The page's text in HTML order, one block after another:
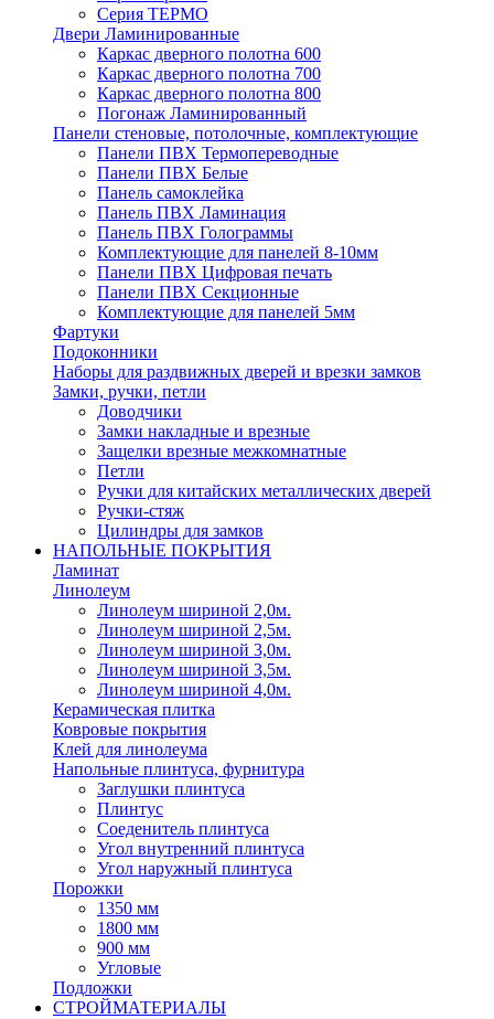
Серия ТЕРМО
Двери Ламинированные
Каркас дверного полотна 600
Каркас дверного полотна 700
Каркас дверного полотна 800
Погонаж Ламинированный
Панели стеновые, потолочные, комплектующие
Панели ПВХ Термопереводные
Панели ПВХ Белые
Панель самоклейка
Панель ПВХ Ламинация
Панель ПВХ Голограммы
Комплектующие для панелей 8-10мм
Панели ПВХ Цифровая печать
Панели ПВХ Секционные
Комплектующие для панелей 5мм
Фартуки
Подоконники
Наборы для раздвижных дверей и врезки замков
Замки, ручки, петли
Доводчики
Замки накладные и врезные
Защелки врезные межкомнатные
Петли
Ручки для китайских металлических дверей
Ручки-стяж
Цилиндры для замков
НАПОЛЬНЫЕ ПОКРЫТИЯ
Ламинат
Линолеум
Линолеум шириной 2,0м.
Линолеум шириной 2,5м.
Линолеум шириной 3,0м.
Линолеум шириной 3,5м.
Линолеум шириной 4,0м.
Керамическая плитка
Ковровые покрытия
Клей для линолеума
Напольные плинтуса, фурнитура
Заглушки плинтуса
Плинтус
Соеденитель плинтуса
Угол внутренний плинтуса
Угол наружный плинтуса
Порожки
1350 мм
1800 мм
900 мм
Угловые
Подложки
СТРОЙМАТЕРИАЛЫ